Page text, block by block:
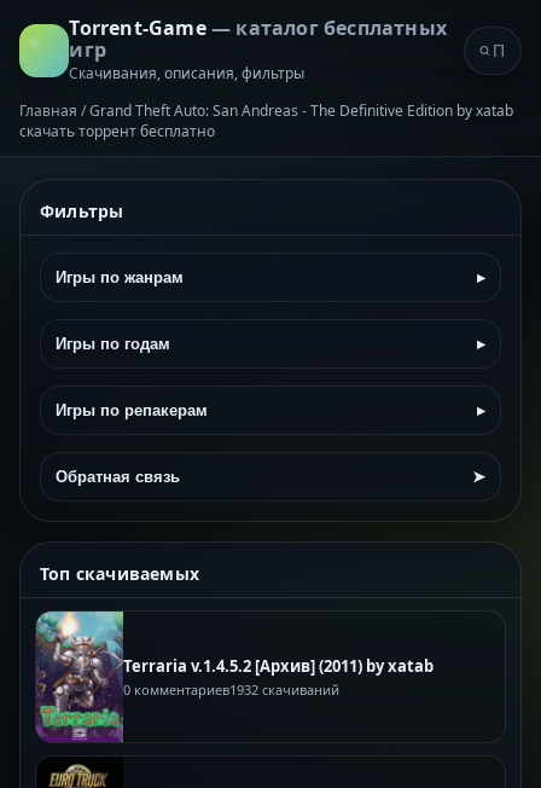
Torrent-Game— каталог бесплатных
игр
Скачивания, описания, фильтры
Главная /Grand Theft Auto: San Andreas - The Definitive Edition by xatab
скачать торрент бесплатно
Фильтры
Игры по жанрам ▸
Игры по годам ▸
Игры по репакерам ▸
Обратная связь ➤
Топ скачиваемых
Terraria v.1.4.5.2 [Архив] (2011) by xatab
0 комментариев1932 скачиваний